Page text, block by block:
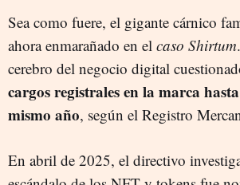
Sea como fuere, el gigante cárnico
ahora enmarañado en el caso Shirtum
cerebro del negocio digital
cargos registrales en la marca
mismo año, según el Registro
En abril de 2025, el directivo